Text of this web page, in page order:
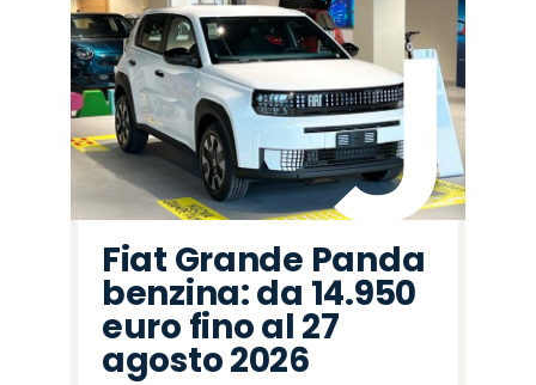
Fiat Grande Panda
benzina: da 14.950
euro fino al 27
agosto 2026